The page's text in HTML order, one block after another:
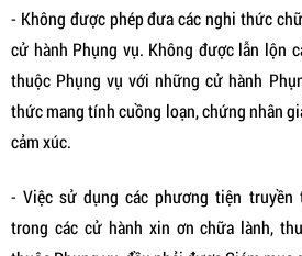
- Không được phép đưa các nghi thức
cử hành Phụng vụ. Không được lẫn lộn
thuộc Phụng vụ với những cử hành
thức mang tính cuồng loạn, chứng nhân
cảm xúc.
- Việc sử dụng các phương tiện truyền
trong các cử hành xin ơn chữa lành,